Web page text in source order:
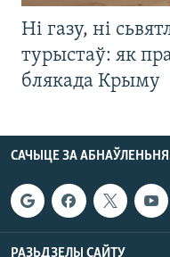
Ні газу, ні
турыстаў: як
блякада Крыму
САЧЫЦЕ ЗА
РАЗЬДЗЕЛЫ САЙТУ